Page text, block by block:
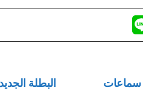
سماعات